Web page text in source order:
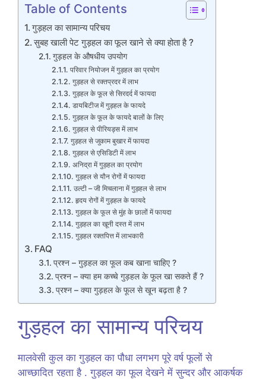
Table of Contents
गुड़हल का सामान्य परिचय
सुबह खाली पेट गुड़हल का फूल खाने से क्या होता है ?
गुड़हल के औषधीय उपयोग
परिवार नियोजन में गुड़हल का प्रयोग
गुड़हल से रक्तप्रदर में लाभ
गुड़हल के फूल से सिरदर्द में फायदा
डायबिटीज में गुड़हल के फायदे
गुड़हल के फूल के फायदे बालों के लिए
गुड़हल से पीरियड्स में लाभ
गुड़हल से जुकाम बुखार में फायदा
गुड़हल से एसिडिटी में लाभ
अनिद्रा में गुड़हल का प्रयोग
गुड़हल से यौन रोगों में फायदा
उल्टी – जी मिचलाना में गुड़हल से लाभ
हृदय रोगों में गुड़हल के फायदे
गुड़हल के फूल से मुंह के छालों में फायदा
गुड़हल का खूनी दस्त में लाभ
गुड़हल रक्तपित्त में लाभकारी
FAQ
प्रश्न – गुड़हल का फूल कब खाना चाहिए ?
प्रश्न – क्या हम कच्चे गुड़हल के फूल खा सकते हैं ?
प्रश्न – क्या गुड़हल के फूल से खून बढ़ता है ?
गुड़हल का सामान्य परिचय
मालवेसी कुल का गुड़हल का पौधा लगभग पूरे वर्ष फूलों से
आच्छादित रहता है . गुड़हल का फूल देखने में सुन्दर और आकर्षक